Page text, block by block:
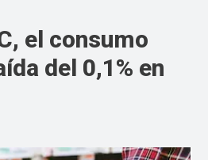
el consumo
del 0,1% en